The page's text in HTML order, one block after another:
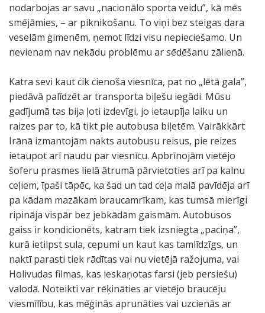
nodarbojas ar savu „nacionālo sporta veidu”, kā mēs
smējāmies, – ar piknikošanu. To viņi bez steigas dara
veselām ģimenēm, ņemot līdzi visu nepieciešamo. Un
nevienam nav nekādu problēmu ar sēdēšanu zālienā.
Katra sevi kaut cik cienoša viesnīca, pat no „lētā gala”,
piedāvā palīdzēt ar transporta biļešu iegādi. Mūsu
gadījumā tas bija ļoti izdevīgi, jo ietaupīja laiku un
raizes par to, kā tikt pie autobusa biļetēm. Vairākkārt
Irānā izmantojām nakts autobusu reisus, pie reizes
ietaupot arī naudu par viesnīcu. Apbrīnojām vietējo
šoferu prasmes lielā ātrumā pārvietoties arī pa kalnu
ceļiem, īpaši tāpēc, ka šad un tad ceļa malā pavīdēja arī
pa kādam mazākam braucamrīkam, kas tumsā mierīgi
ripināja vispār bez jebkādām gaismām. Autobusos
gaiss ir kondicionēts, katram tiek izsniegta „paciņa”,
kurā ietilpst sula, cepumi un kaut kas tamlīdzīgs, un
naktī parasti tiek rādītas vai nu vietējā ražojuma, vai
Holivudas filmas, kas ieskaņotas farsi (jeb persiešu)
valodā. Noteikti var rēķināties ar vietējo braucēju
viesmīlību, kas mēģinās aprunāties vai uzcienās ar